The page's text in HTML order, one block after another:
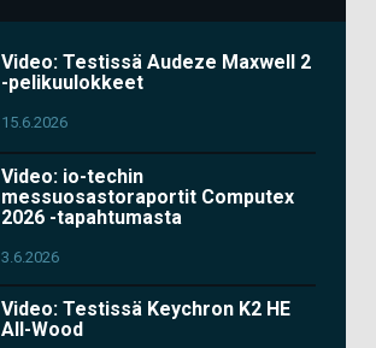
Video: Testissä Audeze Maxwell 2
-pelikuulokkeet
15.6.2026
Video: io-techin
messuosastoraportit Computex
2026 -tapahtumasta
3.6.2026
Video: Testissä Keychron K2 HE
All-Wood